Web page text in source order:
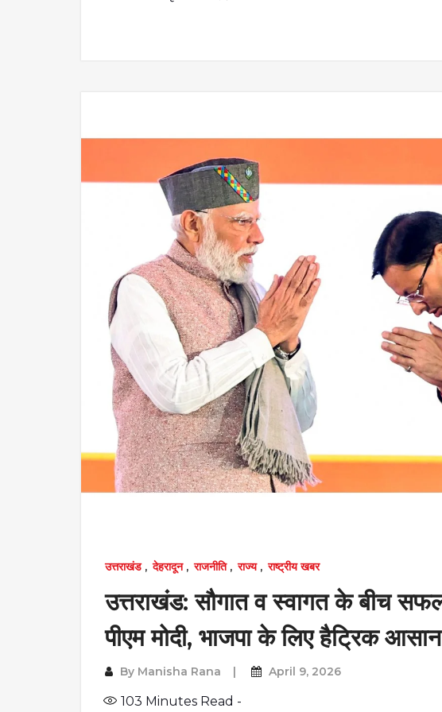
उत्तराखंड, देहरादून, राजनीति, राज्य, राष्ट्रीय खबर
उत्तराखंड: सौगात व स्वागत के बीच
पीएम मोदी, भाजपा के लिए हैट्रिक
By Manisha Rana April 9, 2026
103 Minutes Read -